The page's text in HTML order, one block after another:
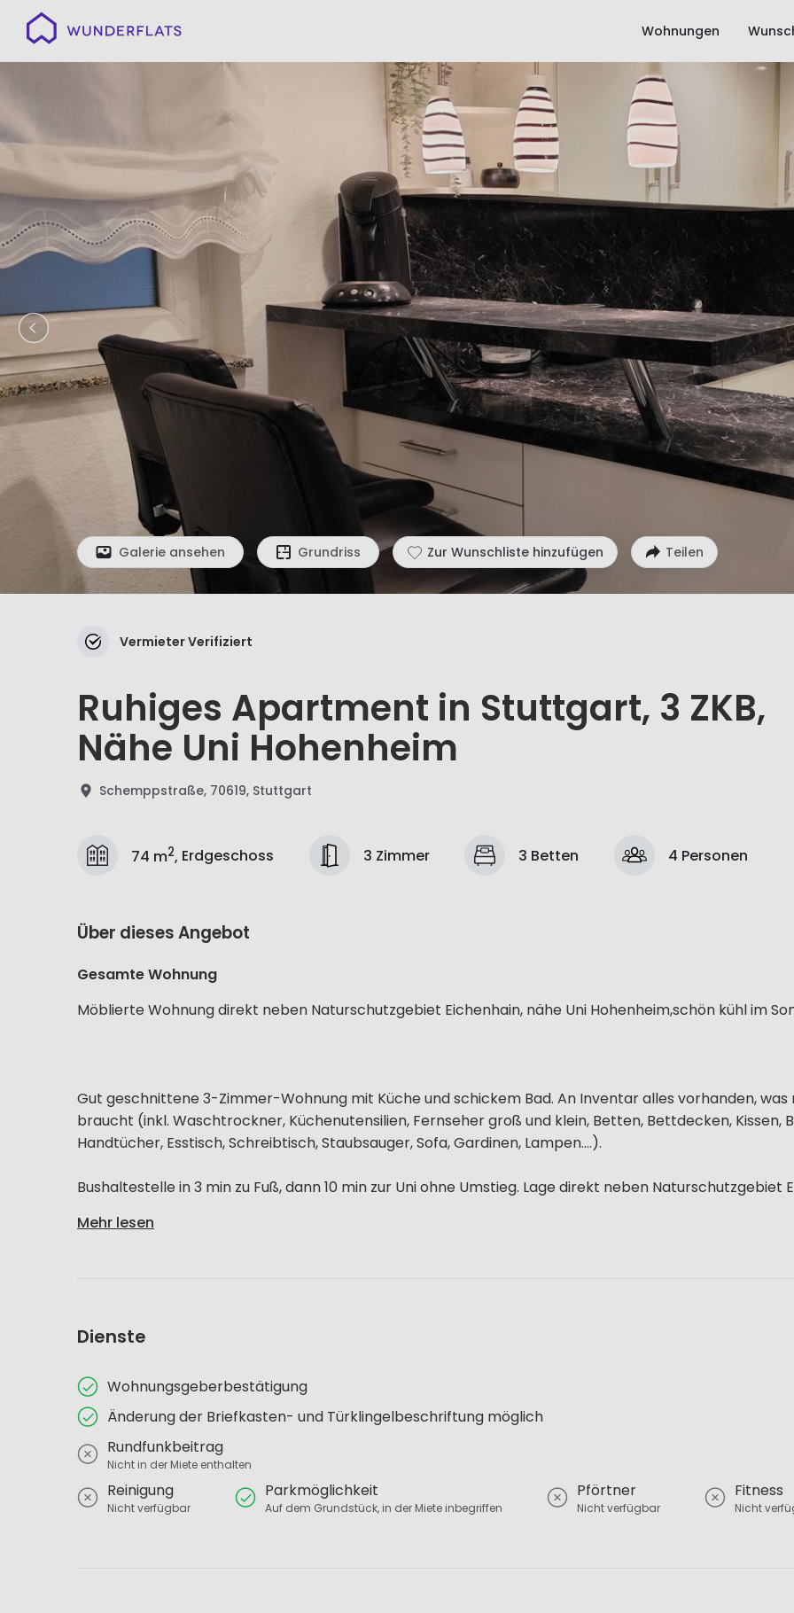
Wunderflats Wohnungen
Galerie ansehen Grundriss Zur Wunschliste hinzufügen Teilen
Vermieter Verifiziert
Ruhiges Apartment in Stuttgart, 3 ZKB,
Nähe Uni Hohenheim
Schemppstraße, 70619, Stuttgart
74 m2, Erdgeschoss 3 Zimmer 3 Betten 4 Personen
Über dieses Angebot
Gesamte Wohnung
Möblierte Wohnung direkt neben Naturschutzgebiet Eichenhain, nähe Uni Hohenheim,schön kühl im
Gut geschnittene 3-Zimmer-Wohnung mit Küche und schickem Bad. An Inventar alles vorhanden, was
braucht (inkl. Waschtrockner, Küchenutensilien, Fernseher groß und klein, Betten, Bettdecken, Kissen,
Handtücher, Esstisch, Schreibtisch, Staubsauger, Sofa, Gardinen, Lampen....).
Bushaltestelle in 3 min zu Fuß, dann 10 min zur Uni ohne Umstieg. Lage direkt neben Naturschutzgebiet
Mehr lesen
Dienste
Wohnungsgeberbestätigung
Änderung der Briefkasten- und Türklingelbeschriftung möglich
Rundfunkbeitrag
Nicht in der Miete enthalten
Reinigung
Nicht verfügbar
Parkmöglichkeit
Auf dem Grundstück, in der Miete inbegriffen
Pförtner
Nicht verfügbar
Fitness
Nicht